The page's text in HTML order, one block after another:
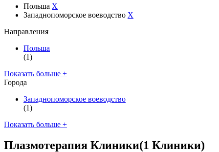
Польша X
Западнопоморское воеводство X
Направления
Польша
(1)
Показать больше +
Города
Западнопоморское воеводство
(1)
Показать больше +
Плазмотерапия Клиники(1 Клиники)